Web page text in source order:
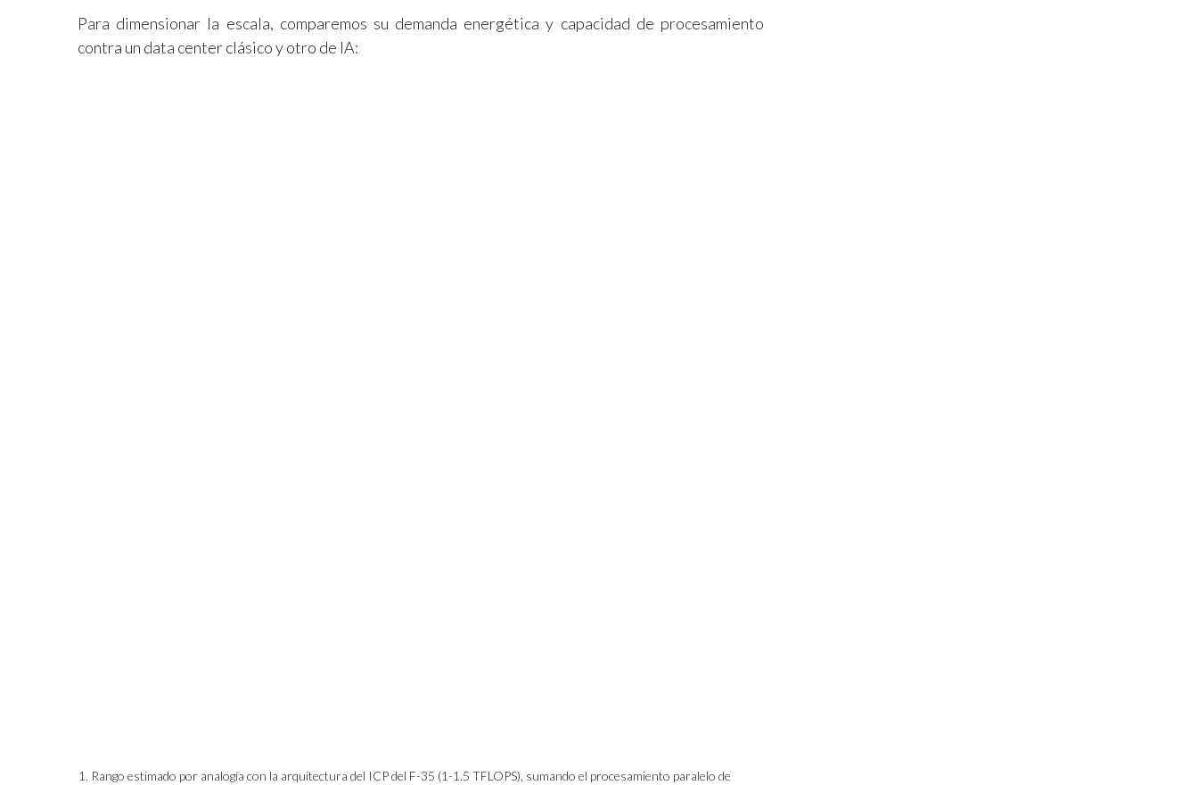
Para dimensionar la escala, comparemos su demanda energética y capacidad de procesamiento
contra un data center clásico y otro de IA:
Rango estimado por analogía con la arquitectura del ICP del F-35 (1-1.5 TFLOPS), sumando el procesamiento paralelo de